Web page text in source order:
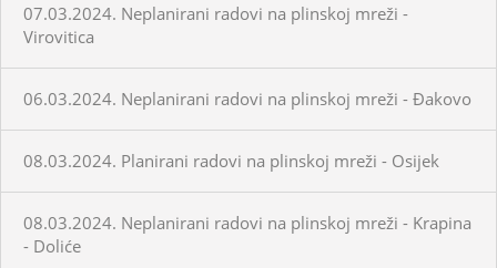
07.03.2024. Neplanirani radovi na plinskoj mreži -
Virovitica
06.03.2024. Neplanirani radovi na plinskoj mreži - Đakovo
08.03.2024. Planirani radovi na plinskoj mreži - Osijek
08.03.2024. Neplanirani radovi na plinskoj mreži - Krapina
- Doliće